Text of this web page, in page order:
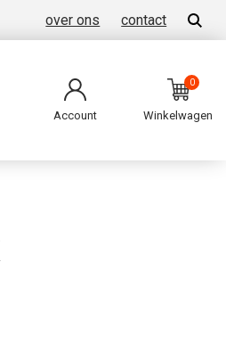
over ons contact
Account
0
Winkelwagen